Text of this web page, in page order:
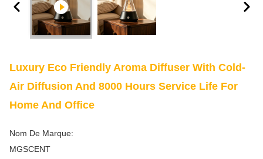
Luxury Eco Friendly Aroma Diffuser With Cold-
Air Diffusion And 8000 Hours Service Life For
Home And Office
Nom De Marque:
MGSCENT